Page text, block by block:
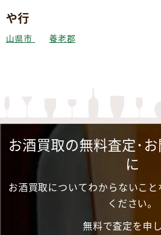
や行
山県市 養老郡
お酒買取の無料査定･
に
お酒買取についてわからないこ
ください。
無料で査定を申